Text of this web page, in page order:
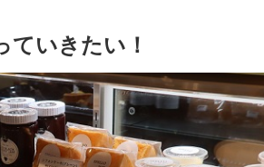
ていきたい！